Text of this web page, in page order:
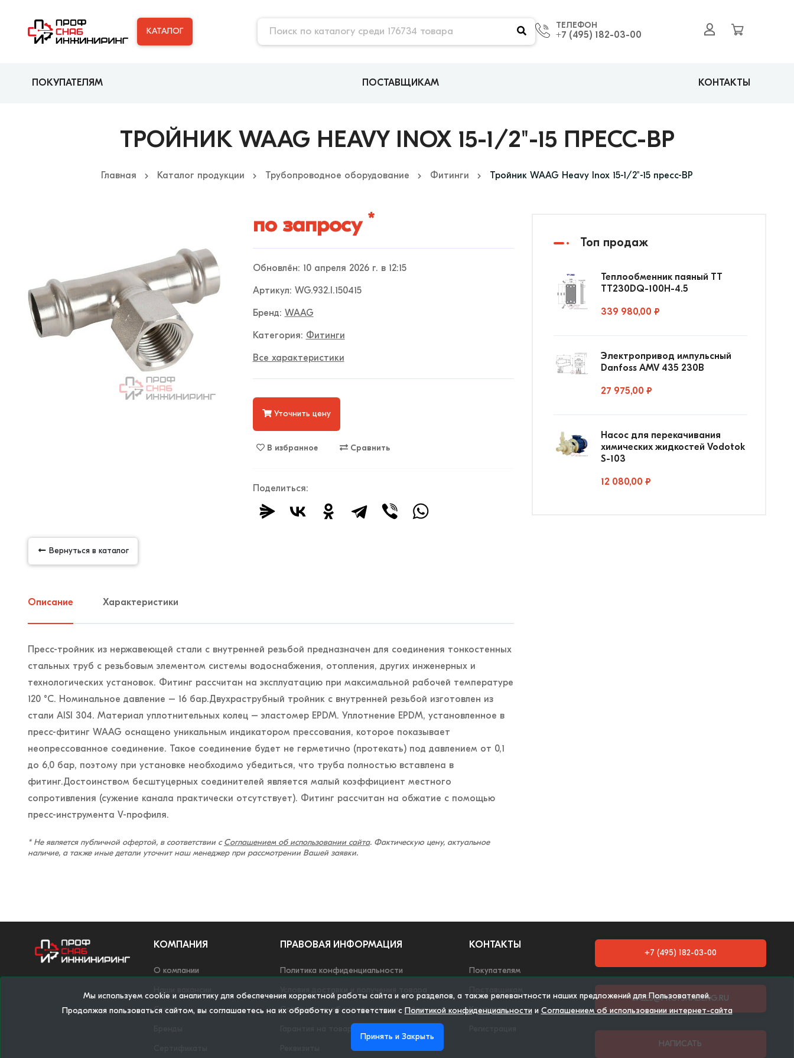
КАТАЛОГ
ТЕЛЕФОН
+7 (495) 182-03-00
ПОКУПАТЕЛЯМ ПОСТАВЩИКАМ КОНТАКТЫ
Главная Каталог продукции Трубопроводное оборудование Фитинги Тройник WAAG Heavy Inox 15-1/2"-15 пресс-ВР
ТРОЙНИК WAAG HEAVY INOX 15-1/2"-15 ПРЕСС-ВР
по запросу *
Обновлён: 10 апреля 2026 г. в 12:15
Артикул: WG.932.I.150415
Бренд: WAAG
Категория: Фитинги
Все характеристики
Уточнить цену
В избранное Сравнить
Поделиться:
Вернуться в каталог
Описание Характеристики
Пресс-тройник из нержавеющей стали с внутренней резьбой предназначен для соединения тонкостенных
стальных труб с резьбовым элементом системы водоснабжения, отопления, других инженерных и
технологических установок. Фитинг рассчитан на эксплуатацию при максимальной рабочей температуре
120 °С. Номинальное давление – 16 бар.Двухраструбный тройник с внутренней резьбой изготовлен из
стали AISI 304. Материал уплотнительных колец – эластомер EPDM. Уплотнение EPDM, установленное в
пресс-фитинг WAAG оснащено уникальным индикатором прессования, которое показывает
неопрессованное соединение. Такое соединение будет не герметично (протекать) под давлением от 0,1
до 6,0 бар, поэтому при установке необходимо убедиться, что труба полностью вставлена в
фитинг.Достоинством бесштуцерных соединителей является малый коэффициент местного
сопротивления (сужение канала практически отсутствует). Фитинг рассчитан на обжатие с помощью
пресс-инструмента V-профиля.
* Не является публичной офертой, в соответствии с Соглашением об использовании сайта. Фактическую цену, актуальное
наличие, а также иные детали уточнит наш менеджер при рассмотрении Вашей заявки.
Топ продаж
Теплообменник паяный ТТ
ТТ230DQ-100Н-4.5
339 980,00 ₽
Электропривод импульсный
Danfoss AMV 435 230В
27 975,00 ₽
Насос для перекачивания
химических жидкостей Vodotok
S-103
12 080,00 ₽
Мы используем cookie и аналитику для обеспечения корректной работы сайта и его разделов, а также релевантности наших предложений для Пользователей.
Продолжая пользоваться сайтом, вы соглашаетесь на их обработку в соответствии с Политикой конфиденциальностии Соглашением об использовании интернет-сайта
Принять и Закрыть
КОМПАНИЯ
О компании
Наши вакансии
Статьи
ПРАВОВАЯ ИНФОРМАЦИЯ
Политика конфиденциальности
Условия доставки и получения товара
Соглашение об использовании сайта
КОНТАКТЫ
Покупателям
Контакты
+7 (495) 182-03-00
SALES@PROFSNABENG.RU
НАПИСАТЬ